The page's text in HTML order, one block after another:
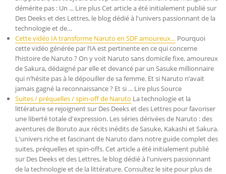
démérite pas : Un ... Lire plus Cet article a été initialement publié sur
Des Deeks et des Lettres, le blog dédié à l'univers passionnant de la
technologie et de…
Cette vidéo IA transforme Naruto en SDF amoureux… Pourquoi
cette vidéo générée par l’IA est pertinente en ce qui concerne
l’histoire de Naruto ? On y voit Naruto sans domicile fixe, amoureux
de Sakura, dédaigné par elle et devancé par un Sasuke millionnaire
qui n’hésite pas à le dépouiller de sa femme. Et si Naruto n’avait
jamais gagné la reconnaissance ? Et si ... Lire plus Source
Suites / préquelles / spin-off de Naruto La technologie et la
littérature se rejoignent sur Des Deeks et des Lettres pour favoriser
une liberté totale d'expression. Les séries dérivées de Naruto : des
aventures de Boruto aux récits inédits de Sasuke, Kakashi et Sakura.
L'univers riche et fascinant de Naruto dans notre guide complet des
suites, préquelles et spin-offs. Cet article a été initialement publié
sur Des Deeks et des Lettres, le blog dédié à l'univers passionnant
de la technologie et de la littérature. Consultez le site pour plus de